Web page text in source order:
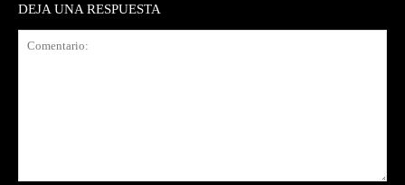
DEJA UNA RESPUESTA